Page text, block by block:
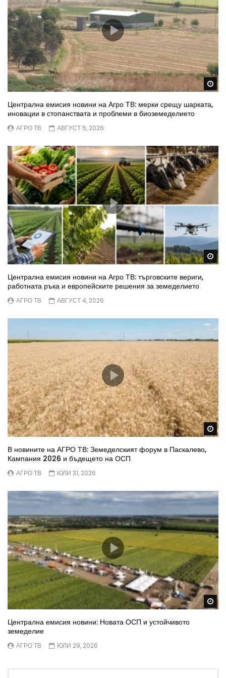
Централна емисия новини на Агро ТВ: мерки срещу шарката,
иновации в стопанствата и проблеми в биоземеделието
АГРО ТВ АВГУСТ 5, 2026
Централна емисия новини на Агро ТВ: търговските вериги,
работната ръка и европейските решения за земеделието
АГРО ТВ АВГУСТ 4, 2026
В новините на АГРО ТВ: Земеделският форум в Паскалево,
Кампания 2026 и бъдещето на ОСП
АГРО ТВ ЮЛИ 31, 2026
Централна емисия новини: Новата ОСП и устойчивото
земеделие
АГРО ТВ ЮЛИ 29, 2026